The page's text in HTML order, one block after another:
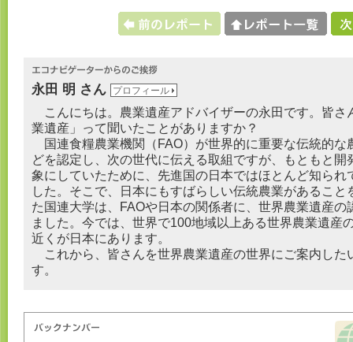
永田 明 さん プロフィール
こんにちは。農業遺産アドバイザーの永田です。皆さ
業遺産」って聞いたことがありますか？
国連食糧農業機関（FAO）が世界的に重要な伝統的な
どを認定し、次の世代に伝える取組ですが、もともと開
象にしていたために、先進国の日本ではほとんど知られ
した。そこで、日本にもすばらしい伝統農業があること
た国連大学は、FAOや日本の関係者に、世界農業遺産の
ました。今では、世界で100地域以上ある世界農業遺産
近くが日本にあります。
これから、皆さんを世界農業遺産の世界にご案内した
す。